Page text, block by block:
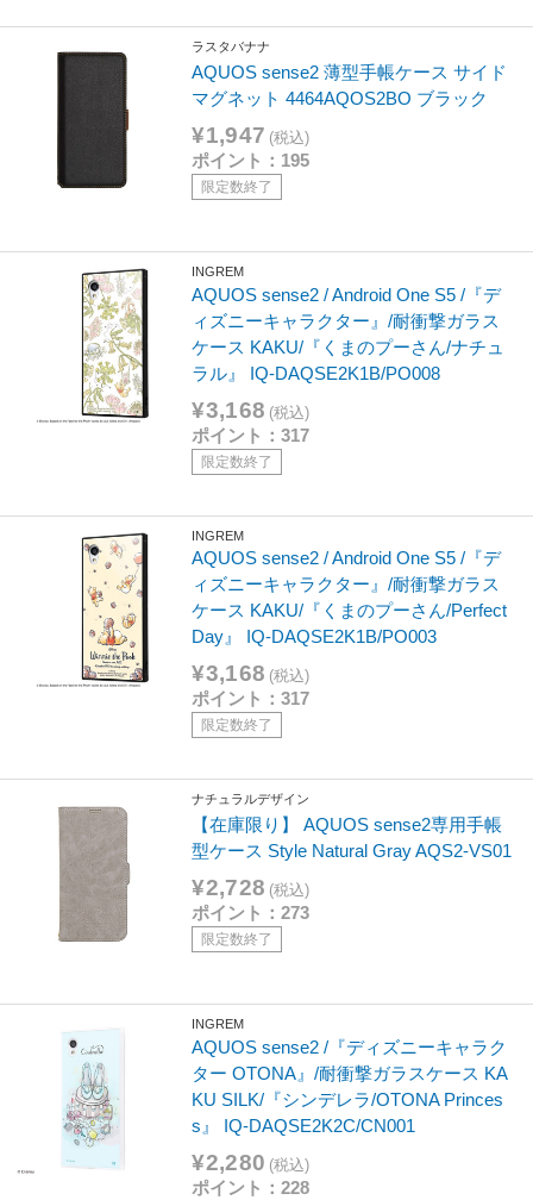
ラスタバナナ
AQUOS sense2 薄型手帳ケース サイド
マグネット 4464AQOS2BO ブラック
¥1,947 (税込)
ポイント：195
限定数終了
INGREM
AQUOS sense2 / Android One S5 /『デ
ィズニーキャラクター』/耐衝撃ガラス
ケース KAKU/『くまのプーさん/ナチュ
ラル』 IQ-DAQSE2K1B/PO008
¥3,168 (税込)
ポイント：317
限定数終了
INGREM
AQUOS sense2 / Android One S5 /『デ
ィズニーキャラクター』/耐衝撃ガラス
ケース KAKU/『くまのプーさん/Perfect
Day』 IQ-DAQSE2K1B/PO003
¥3,168 (税込)
ポイント：317
限定数終了
ナチュラルデザイン
【在庫限り】 AQUOS sense2専用手帳
型ケース Style Natural Gray AQS2-VS01
¥2,728 (税込)
ポイント：273
限定数終了
INGREM
AQUOS sense2 /『ディズニーキャラク
ター OTONA』/耐衝撃ガラスケース KA
KU SILK/『シンデレラ/OTONA Princes
s』 IQ-DAQSE2K2C/CN001
¥2,280 (税込)
ポイント：228